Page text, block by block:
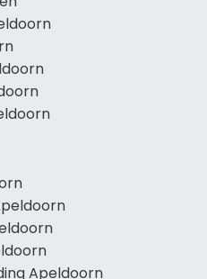
Apeldoorn